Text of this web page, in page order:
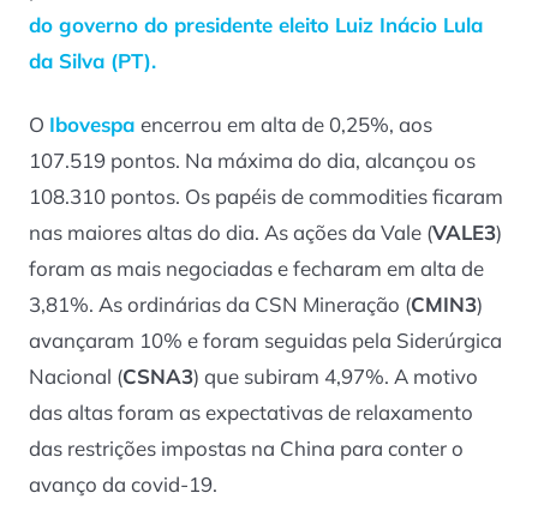
do governo do presidente eleito Luiz Inácio Lula
da Silva (PT).
O Ibovespa encerrou em alta de 0,25%, aos
107.519 pontos. Na máxima do dia, alcançou os
108.310 pontos. Os papéis de commodities ficaram
nas maiores altas do dia. As ações da Vale (VALE3)
foram as mais negociadas e fecharam em alta de
3,81%. As ordinárias da CSN Mineração (CMIN3)
avançaram 10% e foram seguidas pela Siderúrgica
Nacional (CSNA3) que subiram 4,97%. A motivo
das altas foram as expectativas de relaxamento
das restrições impostas na China para conter o
avanço da covid-19.